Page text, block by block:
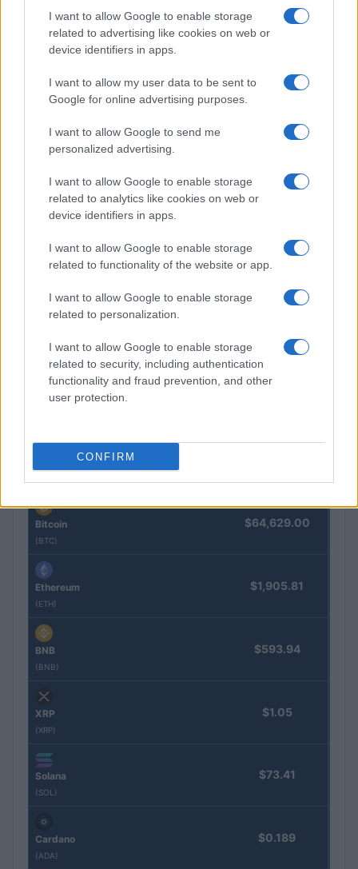
I want to allow Google to enable storage
related to advertising like cookies on web or
device identifiers in apps.
I want to allow my user data to be sent to
Google for online advertising purposes.
I want to allow Google to send me
personalized advertising.
I want to allow Google to enable storage
related to analytics like cookies on web or
device identifiers in apps.
I want to allow Google to enable storage
related to functionality of the website or app.
I want to allow Google to enable storage
related to personalization.
I want to allow Google to enable storage
related to security, including authentication
functionality and fraud prevention, and other
user protection.
CONFIRM
El Brent cae un 8.46% y arrastra a las materias primas
Lucía Herrera · 4 Ago 2026
NEWS
El euro cede terreno frente al dólar y el yen acelera su caída
Nombre
Bitcoin
(BTC)
$64,629.00
Ethereum
(ETH)
$1,905.81
BNB
(BNB)
$593.94
XRP
(XRP)
$1.05
Solana
(SOL)
$73.41
Cardano
(ADA)
$0.189